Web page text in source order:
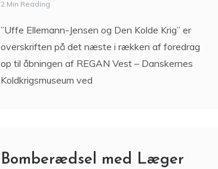
2 Min Reading
”Uffe Ellemann-Jensen og Den Kolde Krig” er
overskriften på det næste i rækken af foredrag
op til åbningen af REGAN Vest – Danskernes
Koldkrigsmuseum ved
Bomberædsel med Læger